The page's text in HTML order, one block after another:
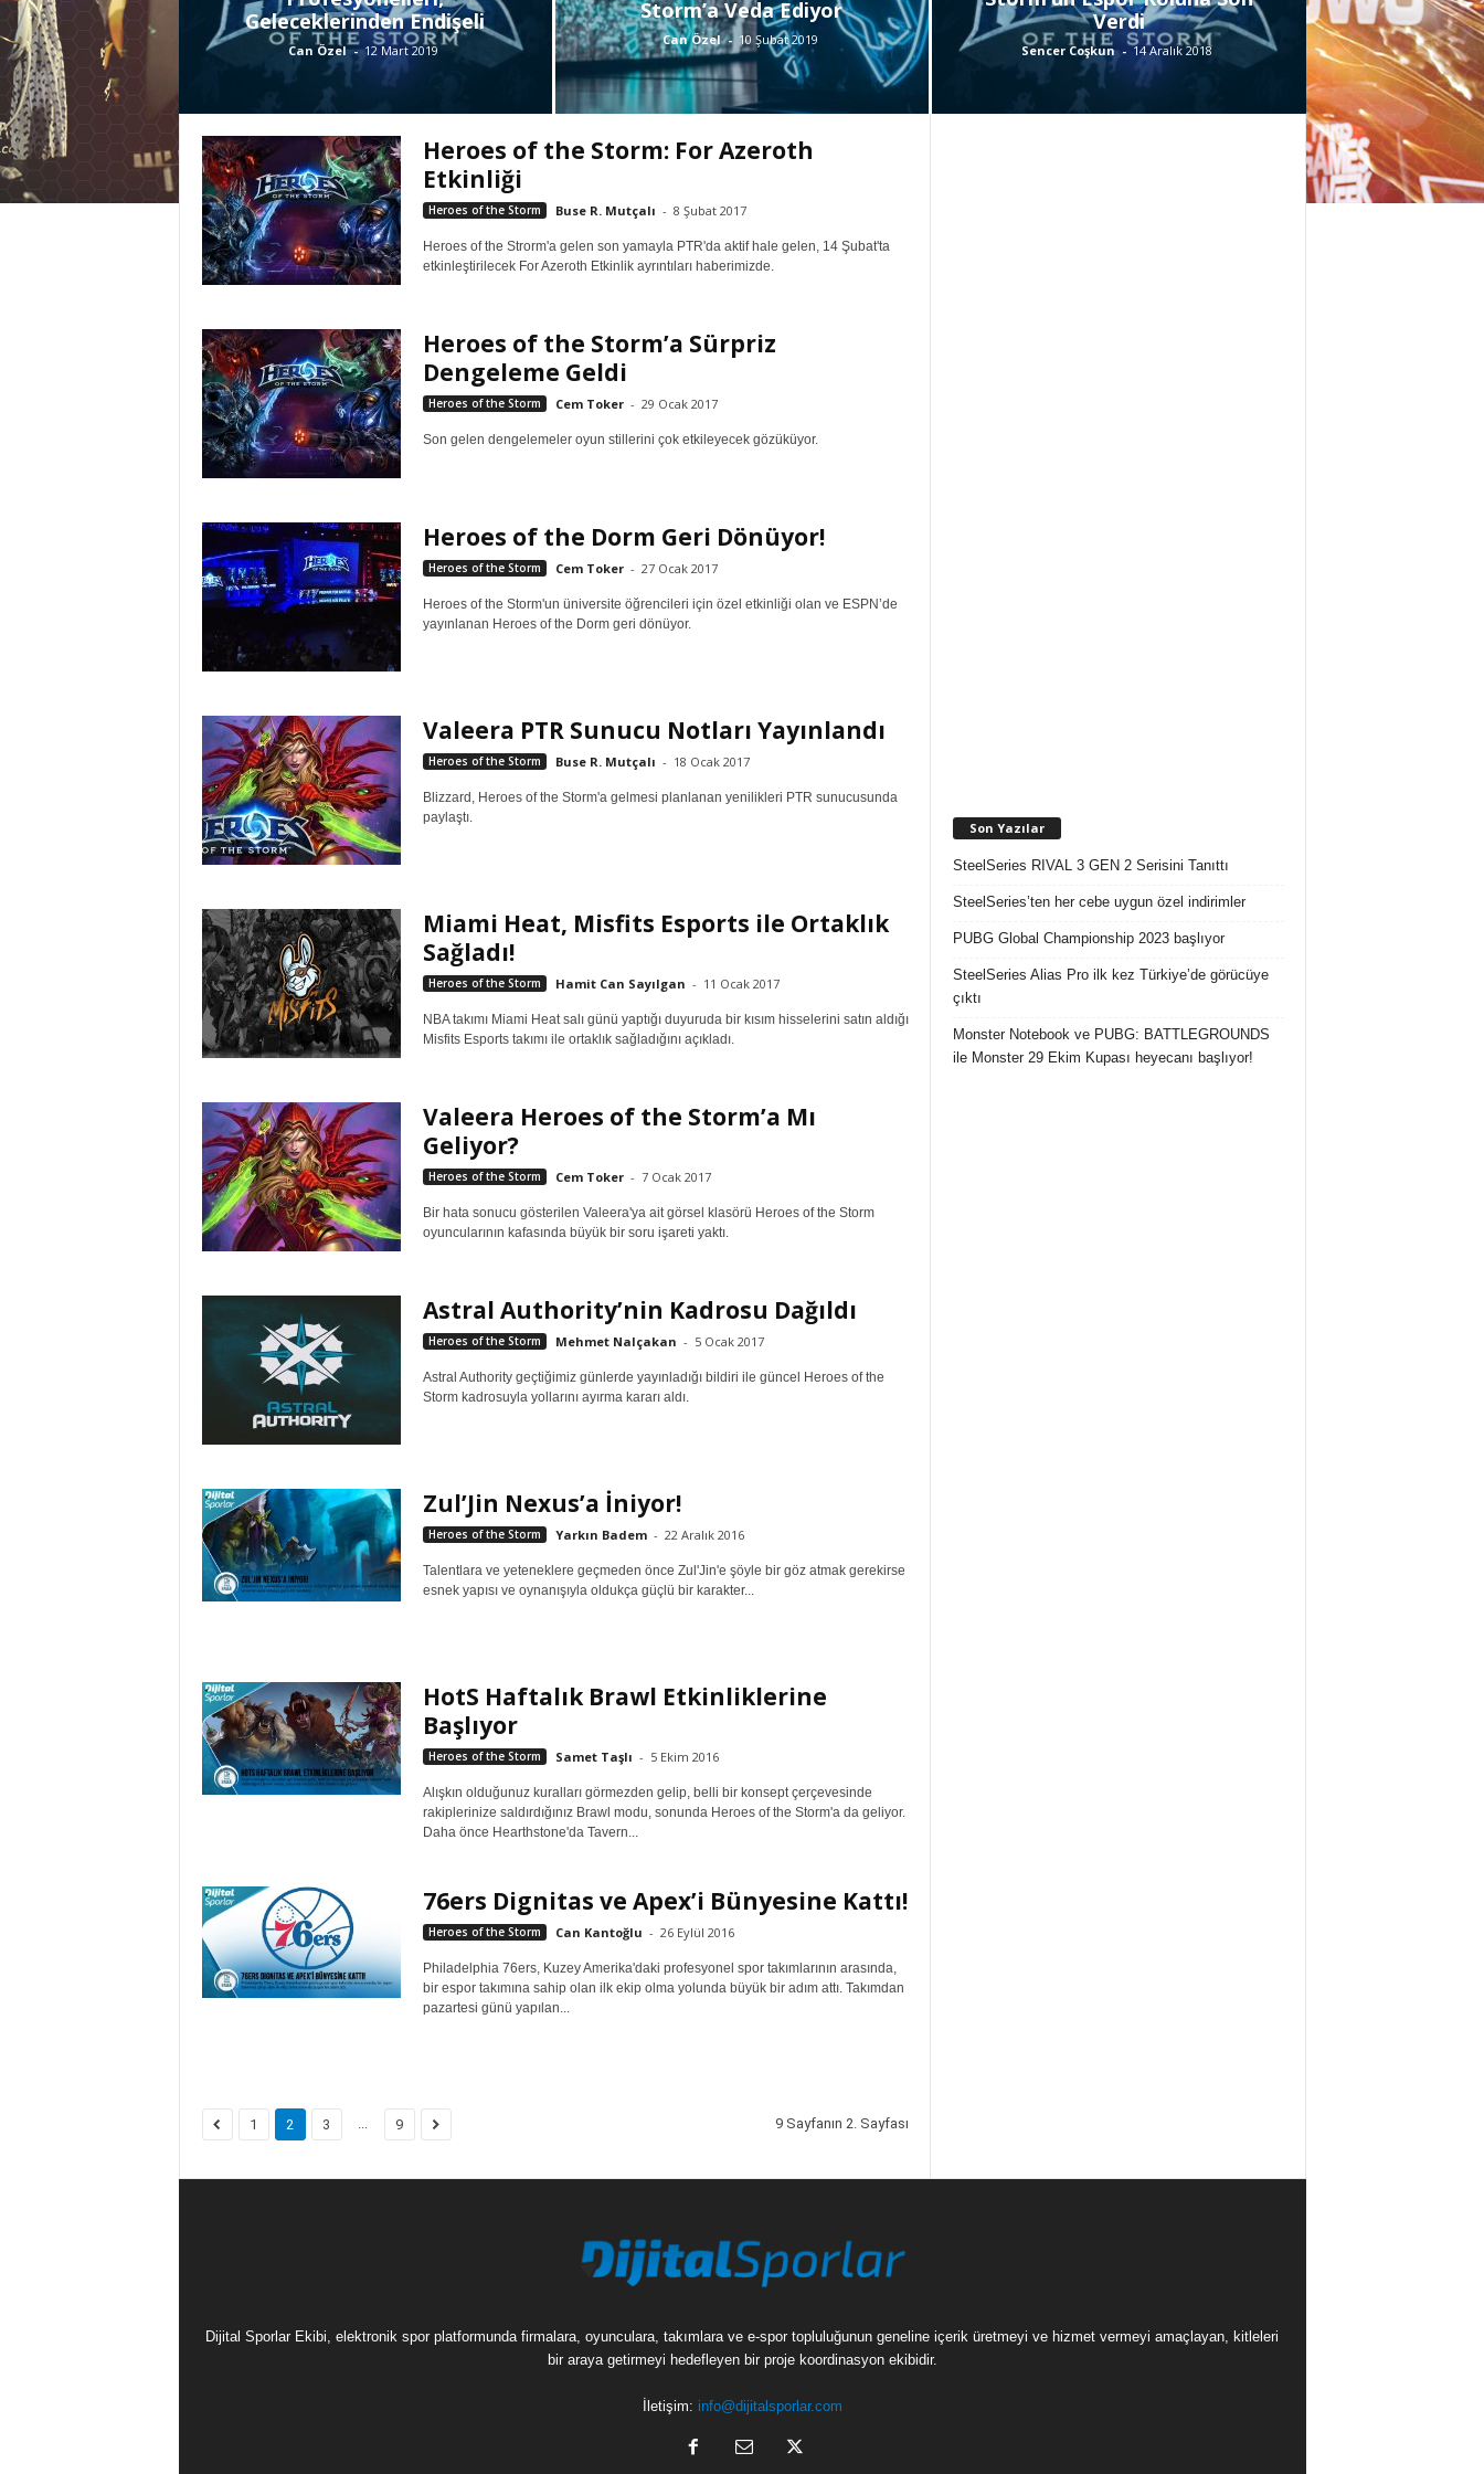
Geleceklerinden Endişeli
Can Özel - 12 Mart 2019
Storm’a Veda Ediyor
Can Özel - 10 Şubat 2019
Verdi
Sencer Coşkun - 14 Aralık 2018
Heroes of the Storm: For Azeroth
Etkinliği
Heroes of the Storm Buse R. Mutçalı - 8 Şubat 2017
Heroes of the Strorm'a gelen son yamayla PTR'da aktif hale gelen, 14 Şubat'ta
etkinleştirilecek For Azeroth Etkinlik ayrıntıları haberimizde.
Heroes of the Storm’a Sürpriz
Dengeleme Geldi
Heroes of the Storm Cem Toker - 29 Ocak 2017
Son gelen dengelemeler oyun stillerini çok etkileyecek gözüküyor.
Heroes of the Dorm Geri Dönüyor!
Heroes of the Storm Cem Toker - 27 Ocak 2017
Heroes of the Storm'un üniversite öğrencileri için özel etkinliği olan ve ESPN’de
yayınlanan Heroes of the Dorm geri dönüyor.
Valeera PTR Sunucu Notları Yayınlandı
Heroes of the Storm Buse R. Mutçalı - 18 Ocak 2017
Blizzard, Heroes of the Storm'a gelmesi planlanan yenilikleri PTR sunucusunda
paylaştı.
Miami Heat, Misfits Esports ile Ortaklık
Sağladı!
Heroes of the Storm Hamit Can Sayılgan - 11 Ocak 2017
NBA takımı Miami Heat salı günü yaptığı duyuruda bir kısım hisselerini satın aldığı
Misfits Esports takımı ile ortaklık sağladığını açıkladı.
Valeera Heroes of the Storm’a Mı
Geliyor?
Heroes of the Storm Cem Toker - 7 Ocak 2017
Bir hata sonucu gösterilen Valeera'ya ait görsel klasörü Heroes of the Storm
oyuncularının kafasında büyük bir soru işareti yaktı.
Astral Authority’nin Kadrosu Dağıldı
Heroes of the Storm Mehmet Nalçakan - 5 Ocak 2017
Astral Authority geçtiğimiz günlerde yayınladığı bildiri ile güncel Heroes of the
Storm kadrosuyla yollarını ayırma kararı aldı.
Zul’Jin Nexus’a İniyor!
Heroes of the Storm Yarkın Badem - 22 Aralık 2016
Talentlara ve yeteneklere geçmeden önce Zul'Jin'e şöyle bir göz atmak gerekirse
esnek yapısı ve oynanışıyla oldukça güçlü bir karakter...
HotS Haftalık Brawl Etkinliklerine
Başlıyor
Heroes of the Storm Samet Taşlı - 5 Ekim 2016
Alışkın olduğunuz kuralları görmezden gelip, belli bir konsept çerçevesinde
rakiplerinize saldırdığınız Brawl modu, sonunda Heroes of the Storm'a da geliyor.
Daha önce Hearthstone'da Tavern...
76ers Dignitas ve Apex’i Bünyesine Kattı!
Heroes of the Storm Can Kantoğlu - 26 Eylül 2016
Philadelphia 76ers, Kuzey Amerika'daki profesyonel spor takımlarının arasında,
bir espor takımına sahip olan ilk ekip olma yolunda büyük bir adım attı. Takımdan
pazartesi günü yapılan...
1 2 3 9 9 Sayfanın 2. Sayfası
Son Yazılar
SteelSeries RIVAL 3 GEN 2 Serisini Tanıttı
SteelSeries’ten her cebe uygun özel indirimler
PUBG Global Championship 2023 başlıyor
SteelSeries Alias Pro ilk kez Türkiye’de görücüye
çıktı
Monster Notebook ve PUBG: BATTLEGROUNDS
ile Monster 29 Ekim Kupası heyecanı başlıyor!
Dijital Sporlar Ekibi, elektronik spor platformunda firmalara, oyunculara, takımlara ve e-spor topluluğunun geneline içerik üretmeyi ve hizmet vermeyi amaçlayan, kitleleri
bir araya getirmeyi hedefleyen bir proje koordinasyon ekibidir.
İletişim: info@dijitalsporlar.com